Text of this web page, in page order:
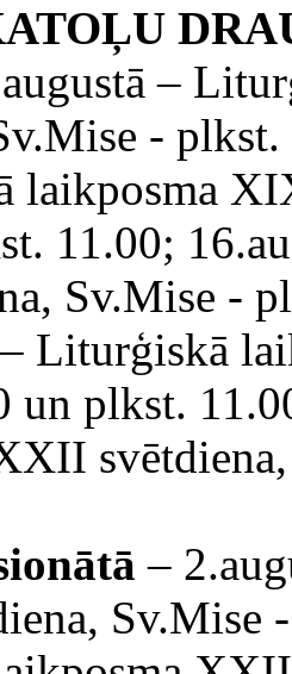
–
-
laikposma
11.00;
Sv.Mise -
Liturģiskā
un plkst.
–
Sv.Mise